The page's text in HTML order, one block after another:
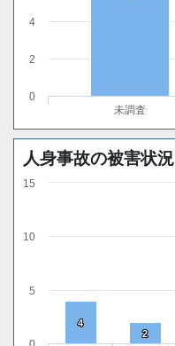
未調査
0
2
4
人身事故の被害状況
4
4
2
2
10
5
15